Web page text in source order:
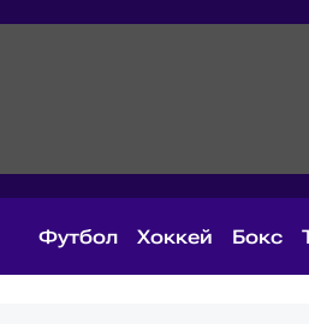
Футбол Хоккей Бокс